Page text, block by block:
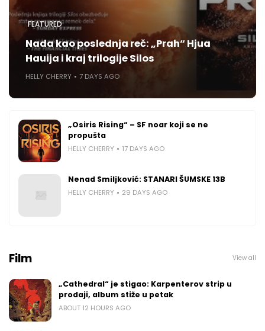
FEATURED
Nada kao poslednja reč: „Prah“ Hjua
Hauija i kraj trilogije Silos
HELLY CHERRY 7 DAYS AGO
„Osiris Rising“ – SF noar koji se ne
propušta
HELLY CHERRY 17 DAYS AGO
Nenad Smiljković: STANARI ŠUMSKE 13B
HELLY CHERRY 29 DAYS AGO
Film View all
„Cathedral“ je stigao: Karpenterov strip u
prodaji, album stiže u petak
ABOUT 12 HOURS AGO